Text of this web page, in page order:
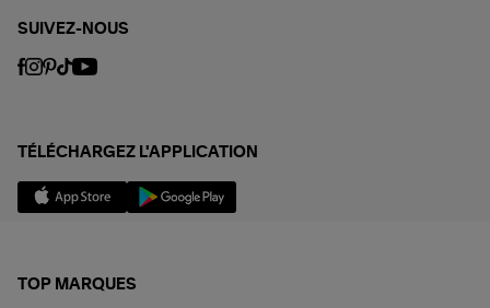
SUIVEZ-NOUS
TÉLÉCHARGEZ L'APPLICATION
TOP MARQUES